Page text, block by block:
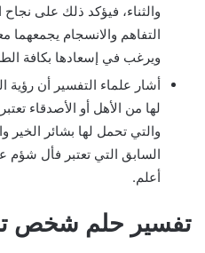
والثناء، فيؤكد ذلك على نجاح
التفاهم والانسجام يجمعهما
ويرغب في إسعادها بكافة
أشار علماء التفسير أن رؤية
لها من الأهل أو الأصدقاء
والتي تحمل لها بشائر
السابق التي تعتبر فأل شؤم
أعلم.
تفسير حلم شخص